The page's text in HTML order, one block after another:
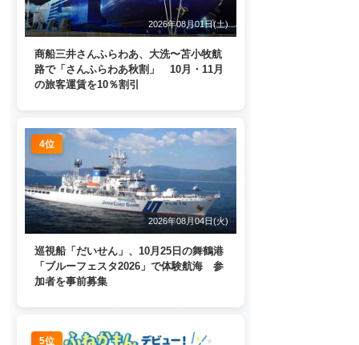
2026年08月01日(土)
商船三井さんふらわあ、大洗〜苫小牧航
路で「さんふらわあ秋割」 10月・11月
の旅客運賃を10％割引
4位
2026年08月04日(火)
巡視船「だいせん」、10月25日の舞鶴港
「ブルーフェスタ2026」で体験航海 参
加者を事前募集
5位